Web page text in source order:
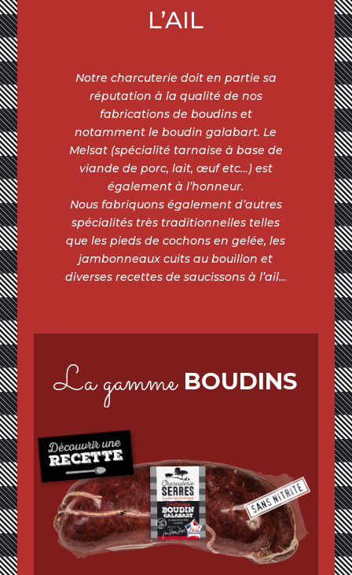
L’AIL
Notre charcuterie doit en partie sa
réputation à la qualité de nos
fabrications de boudins et
notamment le boudin galabart. Le
Melsat (spécialité tarnaise à base de
viande de porc, lait, œuf etc…) est
également à l’honneur.
Nous fabriquons également d’autres
spécialités très traditionnelles telles
que les pieds de cochons en gelée, les
jambonneaux cuits au bouillon et
diverses recettes de saucissons à l’ail…
La gamme BOUDINS